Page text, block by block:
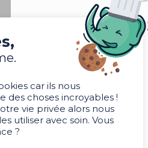
car ils nous
des choses incroyables !
vie privée alors nous
utiliser avec soin. Vous
?